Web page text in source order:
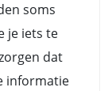
soms
je iets te
dat
informatie